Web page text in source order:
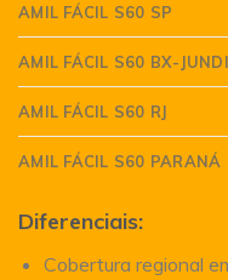
AMIL FÁCIL S60 SP
AMIL FÁCIL S60 BX-
AMIL FÁCIL S60 RJ
AMIL FÁCIL S60 PARANÁ
Diferenciais:
Cobertura regional